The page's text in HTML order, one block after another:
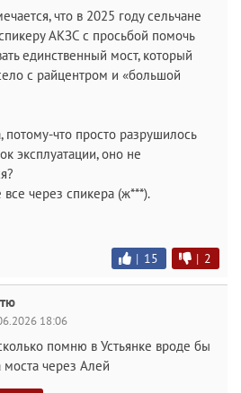
что в 2025 году сельчане
АКЗС с просьбой помочь
единственный мост, который
с райцентром и «большой
потому-что просто разрушилось
эксплуатации, оно не
все через спикера (ж***).
| 15 | 2
18:06
помню в Устьянке вроде бы
моста через Алей